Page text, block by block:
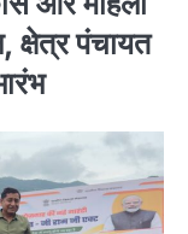
क्षेत्र पंचायत